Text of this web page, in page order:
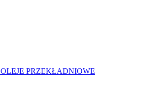
OLEJE PRZEKŁADNIOWE